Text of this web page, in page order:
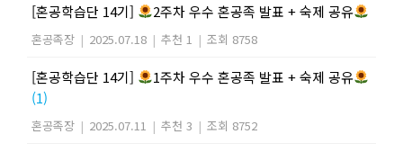
[혼공학습단 14기] 2주차 우수 혼공족 발표 + 숙제 공유
혼공족장 | 2025.07.18 | 추천 1 | 조회 8758
[혼공학습단 14기]
1주차 우수 혼공족 발표 + 숙제 공유
(1)
혼공족장 | 2025.07.11 | 추천 3 | 조회 8752